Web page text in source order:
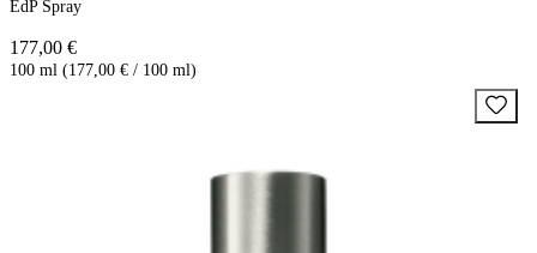
EdP Spray
177,00 €
100 ml (177,00 € / 100 ml)